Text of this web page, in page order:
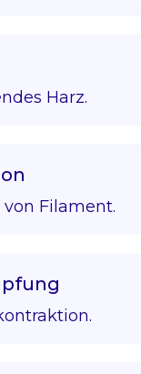
Harz.
Filament.